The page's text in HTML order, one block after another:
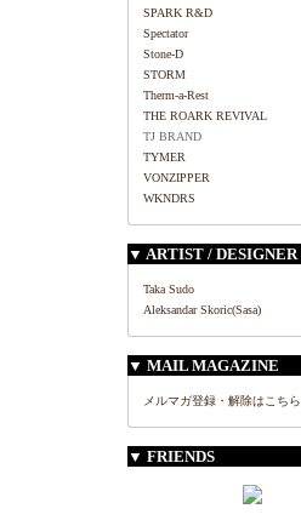
SPARK R&D
Spectator
Stone-D
STORM
Therm-a-Rest
THE ROARK REVIVAL
TJ BRAND
TYMER
VONZIPPER
WKNDRS
▼ ARTIST / DESIGNER
Taka Sudo
Aleksandar Skoric(Sasa)
▼ MAIL MAGAZINE
メルマガ登録・解除はこちら
▼ FRIENDS